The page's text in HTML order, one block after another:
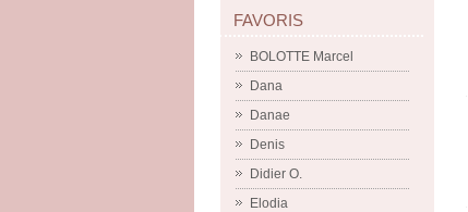
FAVORIS
BOLOTTE Marcel
Dana
Danae
Denis
Didier O.
Elodia